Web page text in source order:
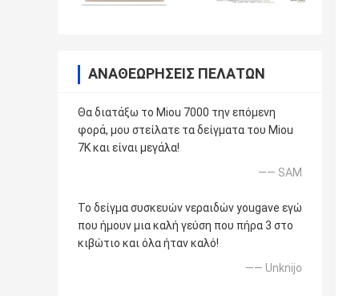
ΑΝΑΘΕΩΡΉΣΕΙΣ ΠΕΛΑΤΏΝ
Θα διατάξω το Miou 7000 την επόμενη
φορά, μου στείλατε τα δείγματα του Miou
7K και είναι μεγάλα!
—— SAM
Το δείγμα συσκευών νεραιδών yougave εγώ
που ήμουν μια καλή γεύση που πήρα 3 στο
κιβώτιο και όλα ήταν καλό!
—— Unknijo